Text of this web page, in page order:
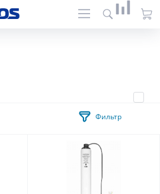
Фильтр